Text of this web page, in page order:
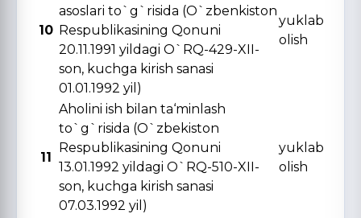
10
asoslari to`g`risida (O`zbenkiston
Respublikasining Qonuni
20.11.1991 yildagi O`RQ-429-XII-
son, kuchga kirish sanasi
01.01.1992 yil)
yuklab
olish
11
Aholini ish bilan ta‘minlash
to`g`risida (O`zbekiston
Respublikasining Qonuni
13.01.1992 yildagi O`RQ-510-XII-
son, kuchga kirish sanasi
07.03.1992 yil)
yuklab
olish